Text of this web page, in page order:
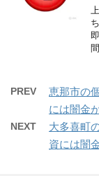
PREV
恵那市の
には闇金
NEXT
大多喜町
資には闇